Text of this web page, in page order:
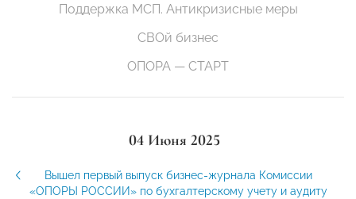
Поддержка МСП. Антикризисные меры
СВОй бизнес
ОПОРА — СТАРТ
04 Июня 2025
Вышел первый выпуск бизнес-журнала Комиссии
«ОПОРЫ РОССИИ» по бухгалтерскому учету и аудиту